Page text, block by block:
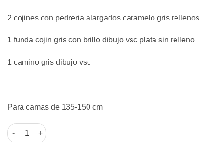
2 cojines con pedreria alargados caramelo gris rellenos
1 funda cojin gris con brillo dibujo vsc plata sin relleno
1 camino gris dibujo vsc
Para camas de 135-150 cm
PACK ELMA BLANCA 7 PIEZAS 135-150 CM cantidad